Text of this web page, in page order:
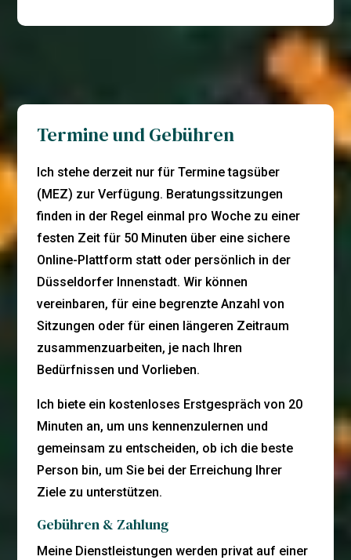
ausgezeichneter Führung.
Özgül brachte auch eine Fülle kreativer
Ideen für Möglichkeiten mit, das Innere
und die potenziellen Wege nach vorne zu
erkunden. Ihre Ideen haben mich
herausgefordert und mich aus meiner
resultierende Selbstentdeckung und das
Selbstvertrauen sind unbezahlbar. Ich
könnte ewig über Özgül und was für ein
fantastischer Coach sie ist, reden, aber
um es zusammenzufassen: Jeder, der
bereit ist, sein Herz und seinen Geist für
sie zu öffnen und sich von ihr führen zu
lassen, wird sich zweifellos so gesegnet
fühlen wie ich, dies getan zu haben.“
Familienleben umfasst, das ich genieße.
Zukunft bringt, und bin bereit, mehr
Risiken einzugehen und meine Vision
Wirklichkeit werden zu lassen.“
Termine und Gebühren
Ich stehe derzeit nur für Termine tagsüber
(MEZ) zur Verfügung. Beratungssitzungen
finden in der Regel einmal pro Woche zu einer
festen Zeit für 50 Minuten über eine sichere
Online-Plattform statt oder persönlich in der
Düsseldorfer Innenstadt. Wir können
vereinbaren, für eine begrenzte Anzahl von
Sitzungen oder für einen längeren Zeitraum
zusammenzuarbeiten, je nach Ihren
Bedürfnissen und Vorlieben.
Ich biete ein kostenloses Erstgespräch von 20
Minuten an, um uns kennenzulernen und
gemeinsam zu entscheiden, ob ich die beste
Person bin, um Sie bei der Erreichung Ihrer
Ziele zu unterstützen.
Gebühren & Zahlung
Meine Dienstleistungen werden privat auf einer